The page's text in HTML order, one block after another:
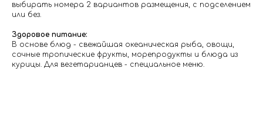
выбирать номера 2 вариантов размещения, с подселением
или без.
Здоровое питание:
В основе блюд - свежайшая океаническая рыба, овощи,
сочные тропические фрукты, морепродукты и блюда из
курицы. Для вегетарианцев - специальное меню.